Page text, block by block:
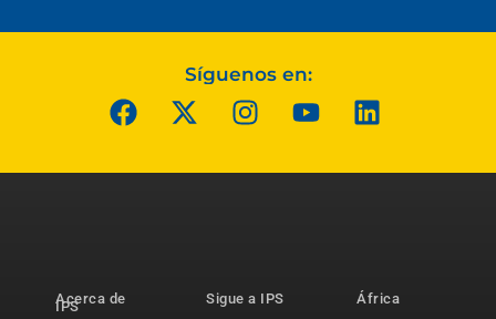
Síguenos en:
Acerca de
IPS
Sigue a IPS
África